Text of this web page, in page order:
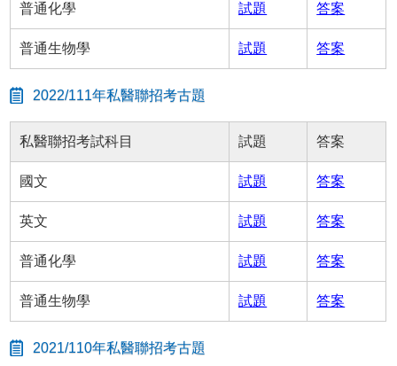
普通化學 試題 答案
普通生物學 試題 答案
2022/111年私醫聯招考古題
私醫聯招考試科目 試題 答案
國文 試題 答案
英文 試題 答案
普通化學 試題 答案
普通生物學 試題 答案
2021/110年私醫聯招考古題